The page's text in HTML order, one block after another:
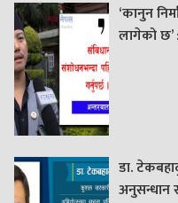
‘कानुन
लागेको छ’
डा.
अनुसन्धान र